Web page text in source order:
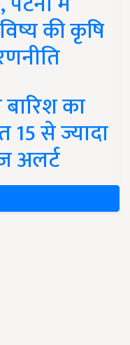
की कृषि
का
15 से ज्यादा
अलर्ट